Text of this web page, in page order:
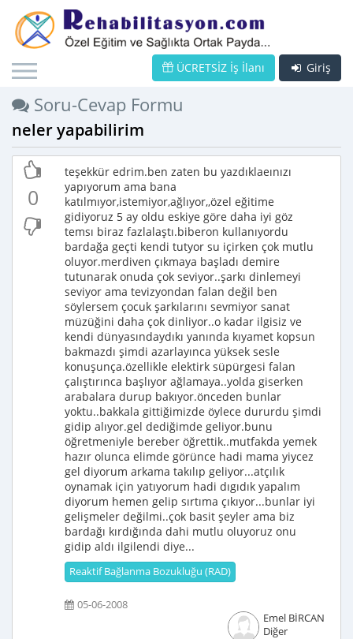
Giriş
ÜCRETSİZ İş İlanı
Soru-Cevap Formu
neler yapabilirim
0
teşekkür edrim.ben zaten bu yazdıklaeınızı
yapıyorum ama bana
katılmıyor,istemiyor,ağlıyor,,özel eğitime
gidiyoruz 5 ay oldu eskiye göre daha iyi göz
temsı biraz fazlalaştı.biberon kullanıyordu
bardağa geçti kendi tutyor su içirken çok mutlu
oluyor.merdiven çıkmaya başladı demire
tutunarak onuda çok seviyor..şarkı dinlemeyi
seviyor ama tevizyondan falan değil ben
söylersem çocuk şarkılarını sevmiyor sanat
müzüğini daha çok dinliyor..o kadar ilgisiz ve
kendi dünyasındaydıkı yanında kıyamet kopsun
bakmazdı şimdi azarlayınca yüksek sesle
konuşunça.özellikle elektirk süpürgesi falan
çalıştırınca başlıyor ağlamaya..yolda giserken
arabalara durup bakıyor.önceden bunlar
yoktu..bakkala gittiğimizde öylece dururdu şimdi
gidip alıyor.gel dediğimde geliyor.bunu
öğretmeniyle bereber öğrettik..mutfakda yemek
hazır olunca elimde görünce hadi mama yiycez
gel diyorum arkama takılıp geliyor...atçılık
oynamak için yatıyorum hadi dıgıdık yapalım
diyorum hemen gelip sırtıma çıkıyor...bunlar iyi
gelişmeler değilmi..çok basit şeyler ama biz
bardağı kırdığında dahi mutlu oluyoruz onu
gidip aldı ilgilendi diye...
Reaktif Bağlanma Bozukluğu (RAD)
05-06-2008
Emel BİRCAN
Diğer